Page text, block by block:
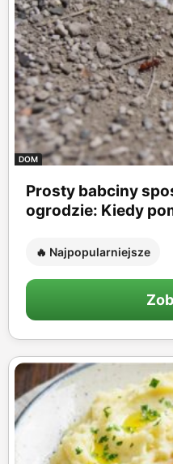
DOM
Prosty babciny
ogrodzie: Kiedy
🔥 Najpopularniejsze